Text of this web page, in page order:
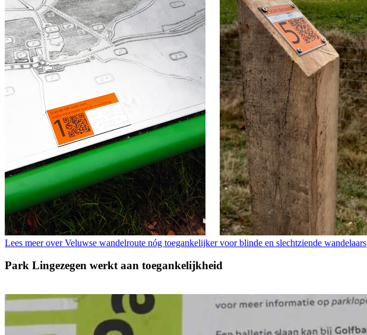
Lees meer over Veluwse wandelroute nóg toegankelijker voor blinde en slechtziende wandelaars
Park Lingezegen werkt aan toegankelijkheid